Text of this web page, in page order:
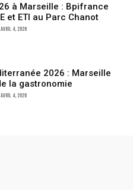
à Marseille : Bpifrance
et ETI au Parc Chanot
avril 4, 2026
2026 : Marseille
la gastronomie
avril 4, 2026